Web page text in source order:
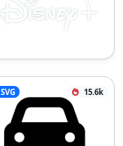
SVG 15.6k